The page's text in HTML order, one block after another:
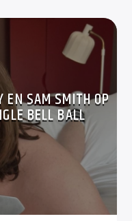
EN SAM SMITH OP
BELL BALL